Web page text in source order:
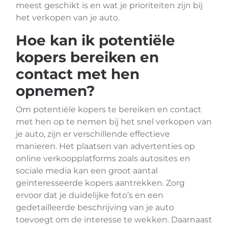
meest geschikt is en wat je prioriteiten zijn bij
het verkopen van je auto.
Hoe kan ik potentiële
kopers bereiken en
contact met hen
opnemen?
Om potentiële kopers te bereiken en contact
met hen op te nemen bij het snel verkopen van
je auto, zijn er verschillende effectieve
manieren. Het plaatsen van advertenties op
online verkoopplatforms zoals autosites en
sociale media kan een groot aantal
geïnteresseerde kopers aantrekken. Zorg
ervoor dat je duidelijke foto’s en een
gedetailleerde beschrijving van je auto
toevoegt om de interesse te wekken. Daarnaast